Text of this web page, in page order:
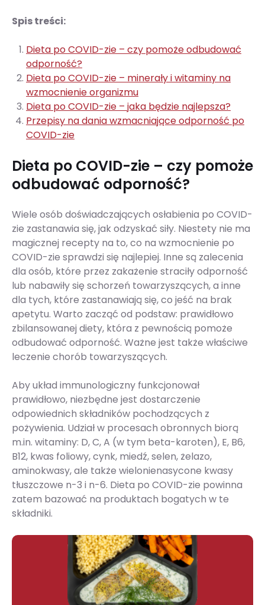
Spis treści:
Dieta po COVID-zie – czy pomoże odbudować
odporność?
Dieta po COVID-zie – minerały i witaminy na
wzmocnienie organizmu
Dieta po COVID-zie – jaka będzie najlepsza?
Przepisy na dania wzmacniające odporność po
COVID-zie
Dieta po COVID-zie – czy pomoże
odbudować odporność?
Wiele osób doświadczających osłabienia po COVID-
zie zastanawia się, jak odzyskać siły. Niestety nie ma
magicznej recepty na to, co na wzmocnienie po
COVID-zie sprawdzi się najlepiej. Inne są zalecenia
dla osób, które przez zakażenie straciły odporność
lub nabawiły się schorzeń towarzyszących, a inne
dla tych, które zastanawiają się, co jeść na brak
apetytu. Warto zacząć od podstaw: prawidłowo
zbilansowanej diety, która z pewnością pomoże
odbudować odporność. Ważne jest także właściwe
leczenie chorób towarzyszących.
Aby układ immunologiczny funkcjonował
prawidłowo, niezbędne jest dostarczenie
odpowiednich składników pochodzących z
pożywienia. Udział w procesach obronnych biorą
m.in. witaminy: D, C, A (w tym beta-karoten), E, B6,
B12, kwas foliowy, cynk, miedź, selen, żelazo,
aminokwasy, ale także wielonienasycone kwasy
tłuszczowe n-3 i n-6. Dieta po COVID-zie powinna
zatem bazować na produktach bogatych w te
składniki.